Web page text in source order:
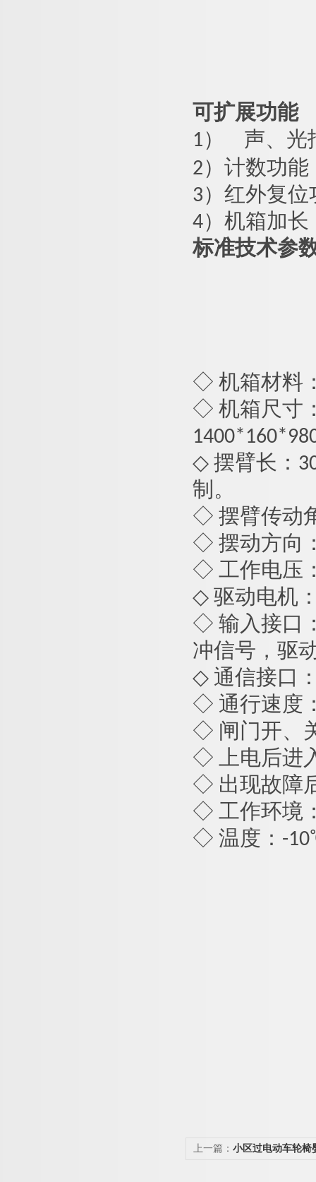
可扩展功能
1）
声、光
2）计数功能
3）红外复位
4）机箱加长
标准技术参
◇ 机箱材料
◇ 机箱尺寸：
1400*160
◇ 摆臂长： 3
制。
◇ 摆臂传动
◇ 摆动方向
◇ 工作电压：
◇ 驱动电机
◇ 输入接口
冲信号，驱
◇ 通信接口
◇ 通行速度
◇ 闸门开、
◇ 上电后进
◇ 出现故障
◇ 工作环境
◇ 温度：-
上一篇： 小区过电动车轮椅